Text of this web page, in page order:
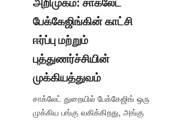
பேக்கேஜிங்கின் காட்சி
ஈர்ப்பு மற்றும்
புத்துணர்ச்சியின்
சாக்லேட் துறையில் பேக்கேஜிங் ஒரு
முக்கிய பங்கு வகிக்கிறது, அங்கு